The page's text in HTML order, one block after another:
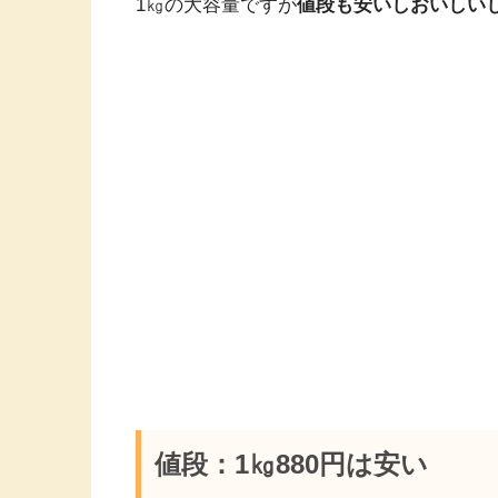
1㎏の大容量ですが値段も安いしおいしい
値段：1㎏880円は安い